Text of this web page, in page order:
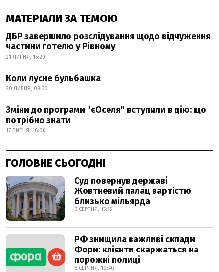
МАТЕРІАЛИ ЗА ТЕМОЮ
ДБР завершило розслідування щодо відчуження
частини готелю у Рівному
21 ЛИПНЯ, 15:20
Коли лусне бульбашка
20 ЛИПНЯ, 08:30
Зміни до програми "єОселя" вступили в дію: що
потрібно знати
17 ЛИПНЯ, 16:00
ГОЛОВНЕ СЬОГОДНІ
Суд повернув державі
Жовтневий палац вартістю
близько мільярда
8 СЕРПНЯ, 15:15
РФ знищила важливі склади
Фори: клієнти скаржаться на
порожні полиці
8 СЕРПНЯ, 10:40